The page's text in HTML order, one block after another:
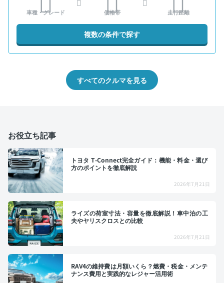
車種・グレード 価格帯 走行距離
複数の条件で探す
すべてのクルマを見る
お役立ち記事
トヨタ T-Connect完全ガイド：機能・料金・選び
方のポイントを徹底解説
2026年7月21日
ライズの荷室寸法・容量を徹底解説！車中泊の工
夫やヤリスクロスとの比較
2026年7月21日
RAV4の維持費は月額いくら？燃費・税金・メンテ
ナンス費用と実践的なレジャー活用術